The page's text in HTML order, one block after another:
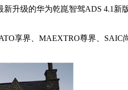
升级的华为乾崑智驾ADS 4.1新
享界、MAEXTRO尊界、SAIC